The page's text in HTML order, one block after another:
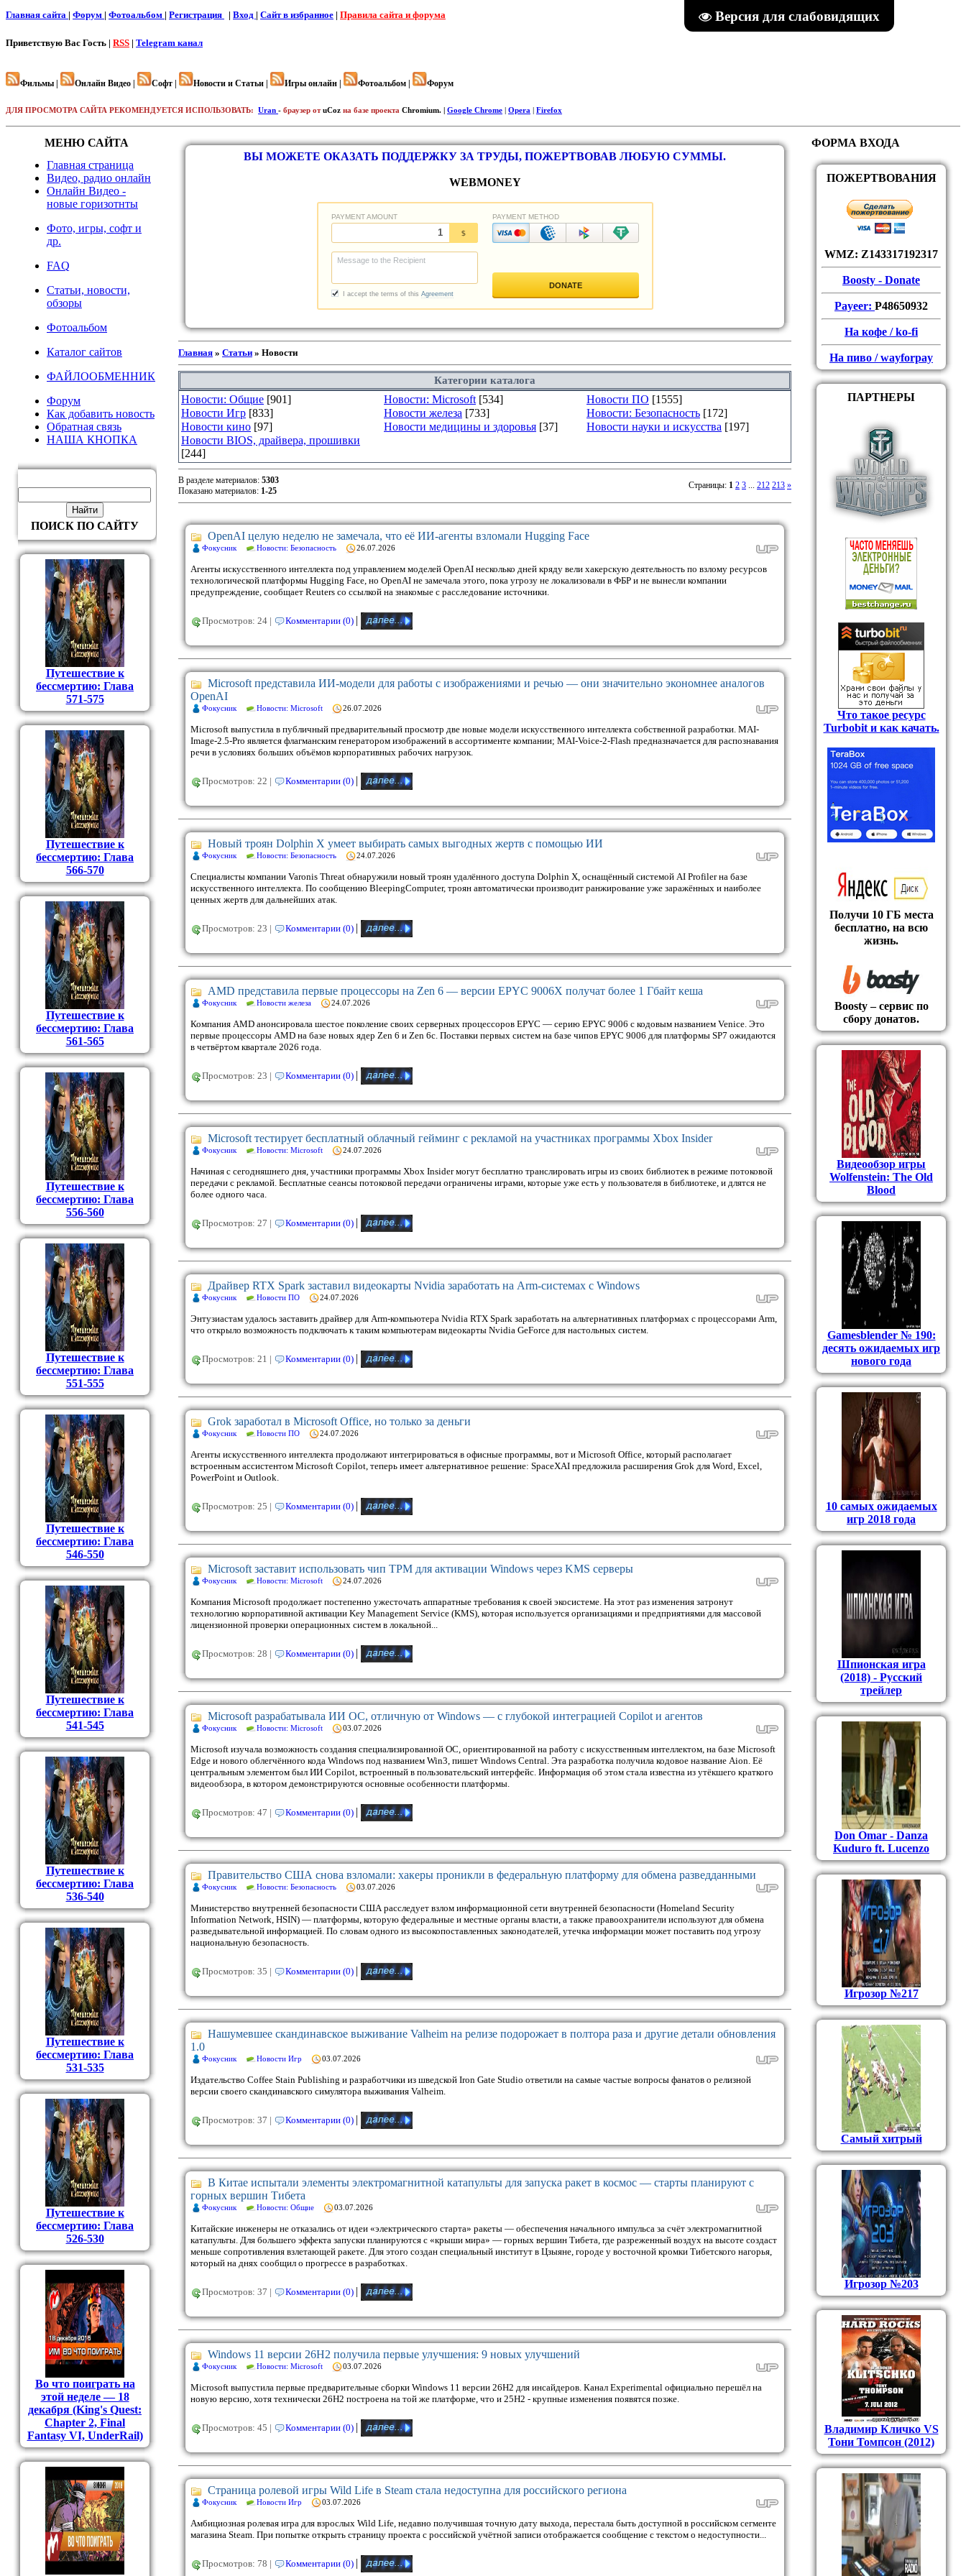
Версия для слабовидящих
Главная сайта | Форум | Фотоальбом | Регистрация | Вход | Cайт в избранное | Правила сайта и форума
Приветствую Вас Гость | RSS | Telegram канал
Фильмы | Онлайн Видео | Софт | Новости и Статьи | Игры онлайн | Фотоальбом | Форум
ДЛЯ ПРОСМОТРА САЙТА РЕКОМЕНДУЕТСЯ ИСПОЛЬЗОВАТЬ: Uran - браузер отuCoz на базе проекта Chromium. | Google Chrome | Opera | Firefox
МЕНЮ САЙТА
Главная страница
Видео, радио онлайн
Онлайн Видео -
новые горизотнты
Фото, игры, софт и
др.
FAQ
Статьи, новости,
обзоры
Фотоальбом
Каталог сайтов
ФАЙЛООБМЕННИК
Форум
Как добавить новость
Обратная связь
НАША КНОПКА
ПОИСК ПО САЙТУ
Путешествие к
бессмертию: Глава
571-575
Путешествие к
бессмертию: Глава
566-570
Путешествие к
бессмертию: Глава
561-565
Путешествие к
бессмертию: Глава
556-560
Путешествие к
бессмертию: Глава
551-555
Путешествие к
бессмертию: Глава
546-550
Путешествие к
бессмертию: Глава
541-545
Путешествие к
бессмертию: Глава
536-540
Путешествие к
бессмертию: Глава
531-535
Путешествие к
бессмертию: Глава
526-530
Во что поиграть на
этой неделе — 18
декабря (King's Quest:
Chapter 2, Final
Fantasy VI, UnderRail)
ВЫ МОЖЕТЕ ОКАЗАТЬ ПОДДЕРЖКУ ЗА ТРУДЫ, ПОЖЕРТВОВАВ ЛЮБУЮ СУММЫ.
WEBMONEY
Главная » Статьи » Новости
Категории каталога
Новости: Общие [901] Новости: Microsoft [534] Новости ПО [1555]
Новости Игр [833] Новости железа [733] Новости: Безопасность [172]
Новости кино [97] Новости медицины и здоровья [37] Новости науки и искусства [197]
Новости BIOS, драйвера, прошивки
[244]
В разделе материалов: 5303
Показано материалов: 1-25
Страницы: 1 2 3 ... 212 213 »
OpenAI целую неделю не замечала, что её ИИ-агенты взломали Hugging Face
Фокусник Новости: Безопасность 26.07.2026
Агенты искусственного интеллекта под управлением моделей OpenAI несколько дней кряду вели хакерскую деятельность по взлому ресурсов
технологической платформы Hugging Face, но OpenAI не замечала этого, пока угрозу не локализовали в ФБР и не вынесли компании
предупреждение, сообщает Reuters со ссылкой на знакомые с расследование источники.
Просмотров: 24 | Комментарии (0) |
Microsoft представила ИИ-модели для работы с изображениями и речью — они значительно экономнее аналогов
OpenAI
Фокусник Новости: Microsoft 26.07.2026
Microsoft выпустила в публичный предварительный просмотр две новые модели искусственного интеллекта собственной разработки. MAI-
Image-2.5-Pro является флагманским генератором изображений в ассортименте компании; MAI-Voice-2-Flash предназначается для распознавания
речи в условиях больших объёмов корпоративных рабочих нагрузок.
Просмотров: 22 | Комментарии (0) |
Новый троян Dolphin X умеет выбирать самых выгодных жертв с помощью ИИ
Фокусник Новости: Безопасность 24.07.2026
Специалисты компании Varonis Threat обнаружили новый троян удалённого доступа Dolphin X, оснащённый системой AI Profiler на базе
искусственного интеллекта. По сообщению BleepingComputer, троян автоматически производит ранжирование уже заражённых и наиболее
ценных жертв для дальнейших атак.
Просмотров: 23 | Комментарии (0) |
AMD представила первые процессоры на Zen 6 — версии EPYC 9006X получат более 1 Гбайт кеша
Фокусник Новости железа 24.07.2026
Компания AMD анонсировала шестое поколение своих серверных процессоров EPYC — серию EPYC 9006 с кодовым названием Venice. Это
первые процессоры AMD на базе новых ядер Zen 6 и Zen 6c. Поставки первых систем на базе чипов EPYC 9006 для платформы SP7 ожидаются
в четвёртом квартале 2026 года.
Просмотров: 23 | Комментарии (0) |
Microsoft тестирует бесплатный облачный гейминг с рекламой на участниках программы Xbox Insider
Фокусник Новости: Microsoft 24.07.2026
Начиная с сегодняшнего дня, участники программы Xbox Insider могут бесплатно транслировать игры из своих библиотек в режиме потоковой
передачи с рекламой. Бесплатные сеансы потоковой передачи ограничены играми, которые уже есть у пользователя в библиотеке, и длятся не
более одного часа.
Просмотров: 27 | Комментарии (0) |
Драйвер RTX Spark заставил видеокарты Nvidia заработать на Arm-системах с Windows
Фокусник Новости ПО 24.07.2026
Энтузиастам удалось заставить драйвер для Arm-компьютера Nvidia RTX Spark заработать на альтернативных платформах с процессорами Arm,
что открыло возможность подключать к таким компьютерам видеокарты Nvidia GeForce для настольных систем.
Просмотров: 21 | Комментарии (0) |
Grok заработал в Microsoft Office, но только за деньги
Фокусник Новости ПО 24.07.2026
Агенты искусственного интеллекта продолжают интегрироваться в офисные программы, вот и Microsoft Office, который располагает
встроенным ассистентом Microsoft Copilot, теперь имеет альтернативное решение: SpaceXAI предложила расширения Grok для Word, Excel,
PowerPoint и Outlook.
Просмотров: 25 | Комментарии (0) |
Microsoft заставит использовать чип TPM для активации Windows через KMS серверы
Фокусник Новости: Microsoft 24.07.2026
Компания Microsoft продолжает постепенно ужесточать аппаратные требования к своей экосистеме. На этот раз изменения затронут
технологию корпоративной активации Key Management Service (KMS), которая используется организациями и предприятиями для массовой
лицензионной проверки операционных систем в локальной...
Просмотров: 28 | Комментарии (0) |
Microsoft разрабатывала ИИ ОС, отличную от Windows — с глубокой интеграцией Copilot и агентов
Фокусник Новости: Microsoft 03.07.2026
Microsoft изучала возможность создания специализированной ОС, ориентированной на работу с искусственным интеллектом, на базе Microsoft
Edge и нового облегчённого кода Windows под названием Win3, пишет Windows Central. Эта разработка получила кодовое название Aion. Её
центральным элементом был ИИ Copilot, встроенный в пользовательский интерфейс. Информация об этом стала известна из утёкшего краткого
видеообзора, в котором демонстрируются основные особенности платформы.
Просмотров: 47 | Комментарии (0) |
Правительство США снова взломали: хакеры проникли в федеральную платформу для обмена разведданными
Фокусник Новости: Безопасность 03.07.2026
Министерство внутренней безопасности США расследует взлом информационной сети внутренней безопасности (Homeland Security
Information Network, HSIN) — платформы, которую федеральные и местные органы власти, а также правоохранители используют для обмена
разведывательной информацией. По словам одного из высокопоставленных законодателей, утечка информации может поставить под угрозу
национальную безопасность.
Просмотров: 35 | Комментарии (0) |
Нашумевшее скандинавское выживание Valheim на релизе подорожает в полтора раза и другие детали обновления
1.0
Фокусник Новости Игр 03.07.2026
Издательство Coffee Stain Publishing и разработчики из шведской Iron Gate Studio ответили на самые частые вопросы фанатов о релизной
версии своего скандинавского симулятора выживания Valheim.
Просмотров: 37 | Комментарии (0) |
В Китае испытали элементы электромагнитной катапульты для запуска ракет в космос — старты планируют с
горных вершин Тибета
Фокусник Новости: Общие 03.07.2026
Китайские инженеры не отказались от идеи «электрического старта» ракеты — обеспечения начального импульса за счёт электромагнитной
катапульты. Для большего эффекта запуски планируются с «крыши мира» — горных вершин Тибета, где разреженный воздух на высоте создаст
меньше сопротивления взлетающей ракете. Для этого создан специальный институт в Цзыяне, городе у восточной кромки Тибетского нагорья,
который на днях сообщил о прогрессе в разработках.
Просмотров: 37 | Комментарии (0) |
Windows 11 версии 26H2 получила первые улучшения: 9 новых улучшений
Фокусник Новости: Microsoft 03.07.2026
Microsoft выпустила первые предварительные сборки Windows 11 версии 26H2 для инсайдеров. Канал Experimental официально перешёл на
новую версию, хотя технически 26H2 построена на той же платформе, что и 25H2 - крупные изменения появятся позже.
Просмотров: 45 | Комментарии (0) |
Страница ролевой игры Wild Life в Steam стала недоступна для российского региона
Фокусник Новости Игр 03.07.2026
Амбициозная ролевая игра для взрослых Wild Life, недавно получившая точную дату выхода, перестала быть доступной в российском сегменте
магазина Steam. При попытке открыть страницу проекта с российской учётной записи отображается сообщение с текстом о недоступности...
Просмотров: 78 | Комментарии (0) |
ФОРМА ВХОДА
ПОЖЕРТВОВАНИЯ
WMZ: Z143317192317
Boosty - Donate
Payeer: P48650932
На кофе / ko-fi
На пиво / wayforpay
ПАРТНЕРЫ
Что такое ресурс
Turbobit и как качать.
Получи 10 ГБ места
бесплатно, на всю
жизнь.
Boosty – сервис по
сбору донатов.
Видеообзор игры
Wolfenstein: The Old
Blood
Gamesblender № 190:
десять ожидаемых игр
нового года
10 самых ожидаемых
игр 2018 года
Шпионская игра
(2018) - Русский
трейлер
Don Omar - Danza
Kuduro ft. Lucenzo
Игрозор №217
Самый хитрый
Игрозор №203
Владимир Кличко VS
Тони Томпсон (2012)